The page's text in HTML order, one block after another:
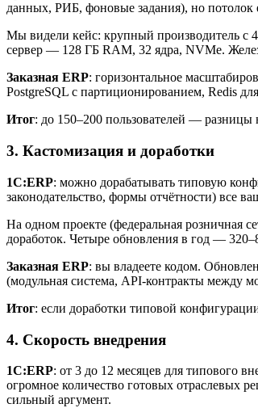
данных, РИБ, фоновые задания), но потолок
Мы видели кейс: крупный производитель с
сервер — 128 ГБ RAM, 32 ядра, NVMe.
Заказная ERP: горизонтальное
PostgreSQL с партиционированием, Redis
Итог: до 150–200 пользователей —
3. Кастомизация и доработки
1С:ERP: можно дорабатывать типовую
законодательство, формы отчётности) все
На одном проекте (федеральная розничная
доработок. Четыре обновления в год —
Заказная ERP: вы владеете кодом.
(модульная система, API-контракты между
Итог: если доработки типовой
4. Скорость внедрения
1С:ERP: от 3 до 12 месяцев для типового
огромное количество готовых отраслевых
сильный аргумент.